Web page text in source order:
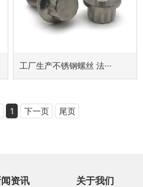
工厂生产不锈钢螺丝 法···
1 下一页 尾页
资讯 关于我们